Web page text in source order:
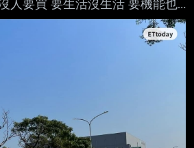
人要買 要生活沒生活 要機能也
n6jyA6q.jpeg